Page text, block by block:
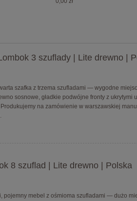
3 szuflady | Lite drewno |
szafka z trzema szufladami — wygodne
sosnowe, gładkie podwójne fronty z ukrytymi
na zamówienie w warszawskiej
8 szuflad | Lite drewno | Polska
pojemny mebel z ośmioma szufladami — dużo